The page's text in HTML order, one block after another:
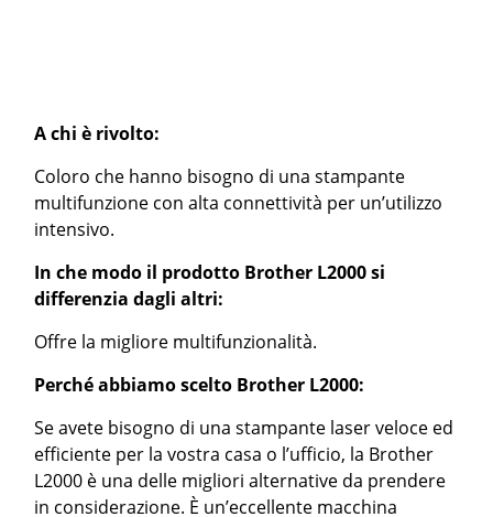
A chi è rivolto:
Coloro che hanno bisogno di una stampante
multifunzione con alta connettività per un’utilizzo
intensivo.
In che modo il prodotto Brother L2000 si
differenzia dagli altri:
Offre la migliore multifunzionalità.
Perché abbiamo scelto Brother L2000:
Se avete bisogno di una stampante laser veloce ed
efficiente per la vostra casa o l’ufficio, la Brother
L2000 è una delle migliori alternative da prendere
in considerazione. È un’eccellente macchina